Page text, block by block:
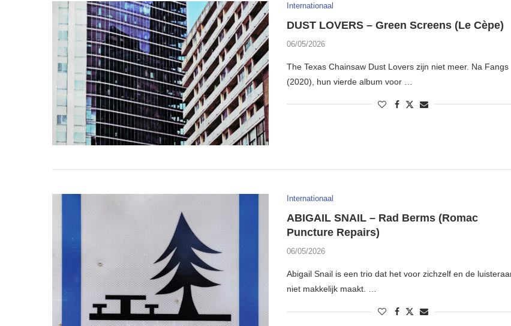
Internationaal
DUST LOVERS – Green Screens (Le Cèpe)
06/05/2026
The Texas Chainsaw Dust Lovers zijn niet meer. Na Fangs
(2020), hun vierde album voor …
Internationaal
ABIGAIL SNAIL – Rad Berms (Romac
Puncture Repairs)
06/05/2026
Abigail Snail is een trio dat het voor zichzelf en de
niet makkelijk maakt. …